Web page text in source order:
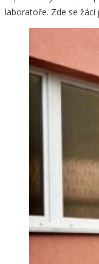
laboratoře. Zde se